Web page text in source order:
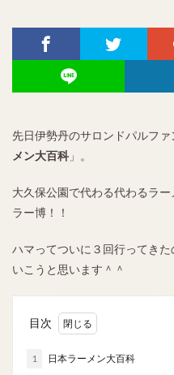
先日伊勢丹のサロンドパルフ
メン大百科 」。
大久保公園で代わる代わるラ
ラー博！！
ハマってついに３回行ってき
いこうと思います＾＾
目次
1 日本ラーメン大百科